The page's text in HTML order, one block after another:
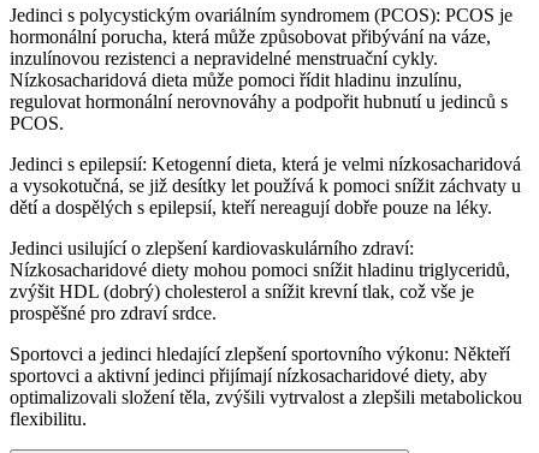
Jedinci s polycystickým ovariálním syndromem (PCOS): PCOS je
hormonální porucha, která může způsobovat přibývání na váze,
inzulínovou rezistenci a nepravidelné menstruační cykly.
Nízkosacharidová dieta může pomoci řídit hladinu inzulínu,
regulovat hormonální nerovnováhy a podpořit hubnutí u jedinců s
PCOS.
Jedinci s epilepsií: Ketogenní dieta, která je velmi nízkosacharidová
a vysokotučná, se již desítky let používá k pomoci snížit záchvaty u
dětí a dospělých s epilepsií, kteří nereagují dobře pouze na léky.
Jedinci usilující o zlepšení kardiovaskulárního zdraví:
Nízkosacharidové diety mohou pomoci snížit hladinu triglyceridů,
zvýšit HDL (dobrý) cholesterol a snížit krevní tlak, což vše je
prospěšné pro zdraví srdce.
Sportovci a jedinci hledající zlepšení sportovního výkonu: Někteří
sportovci a aktivní jedinci přijímají nízkosacharidové diety, aby
optimalizovali složení těla, zvýšili vytrvalost a zlepšili metabolickou
flexibilitu.